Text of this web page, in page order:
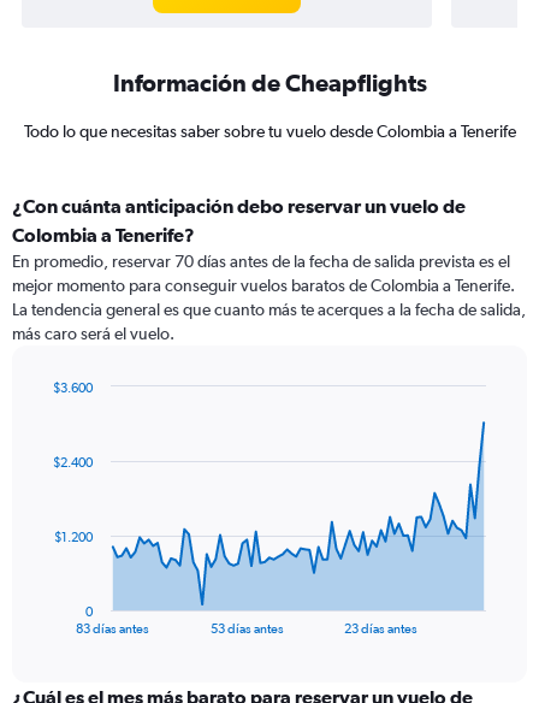
Información de Cheapflights
Todo lo que necesitas saber sobre tu vuelo desde Colombia a Tenerife
¿Con cuánta anticipación debo reservar un vuelo de
Colombia a Tenerife?
En promedio, reservar 70 días antes de la fecha de salida prevista es el
mejor momento para conseguir vuelos baratos de Colombia a Tenerife.
La tendencia general es que cuanto más te acerques a la fecha de salida,
más caro será el vuelo.
data
The
categories.
83 días antes 53 días antes 23 días antes
0
$1.200
$2.400
$3.600
¿Cuál es el mes más barato para reservar un vuelo de